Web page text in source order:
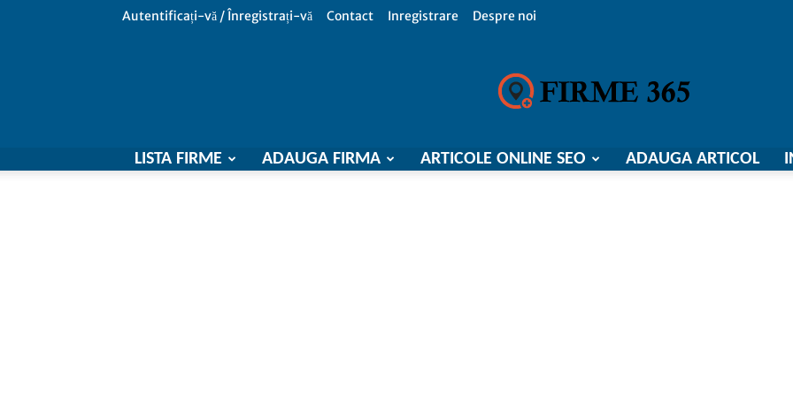
Autentificați-vă / Înregistrați-vă Contact Inregistrare Despre noi
Firme
LISTA FIRME ADAUGA FIRMA ARTICOLE ONLINE SEO ADAUGA ARTICOL